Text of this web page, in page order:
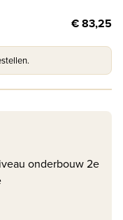
€ 83,25
onderbouw 2e